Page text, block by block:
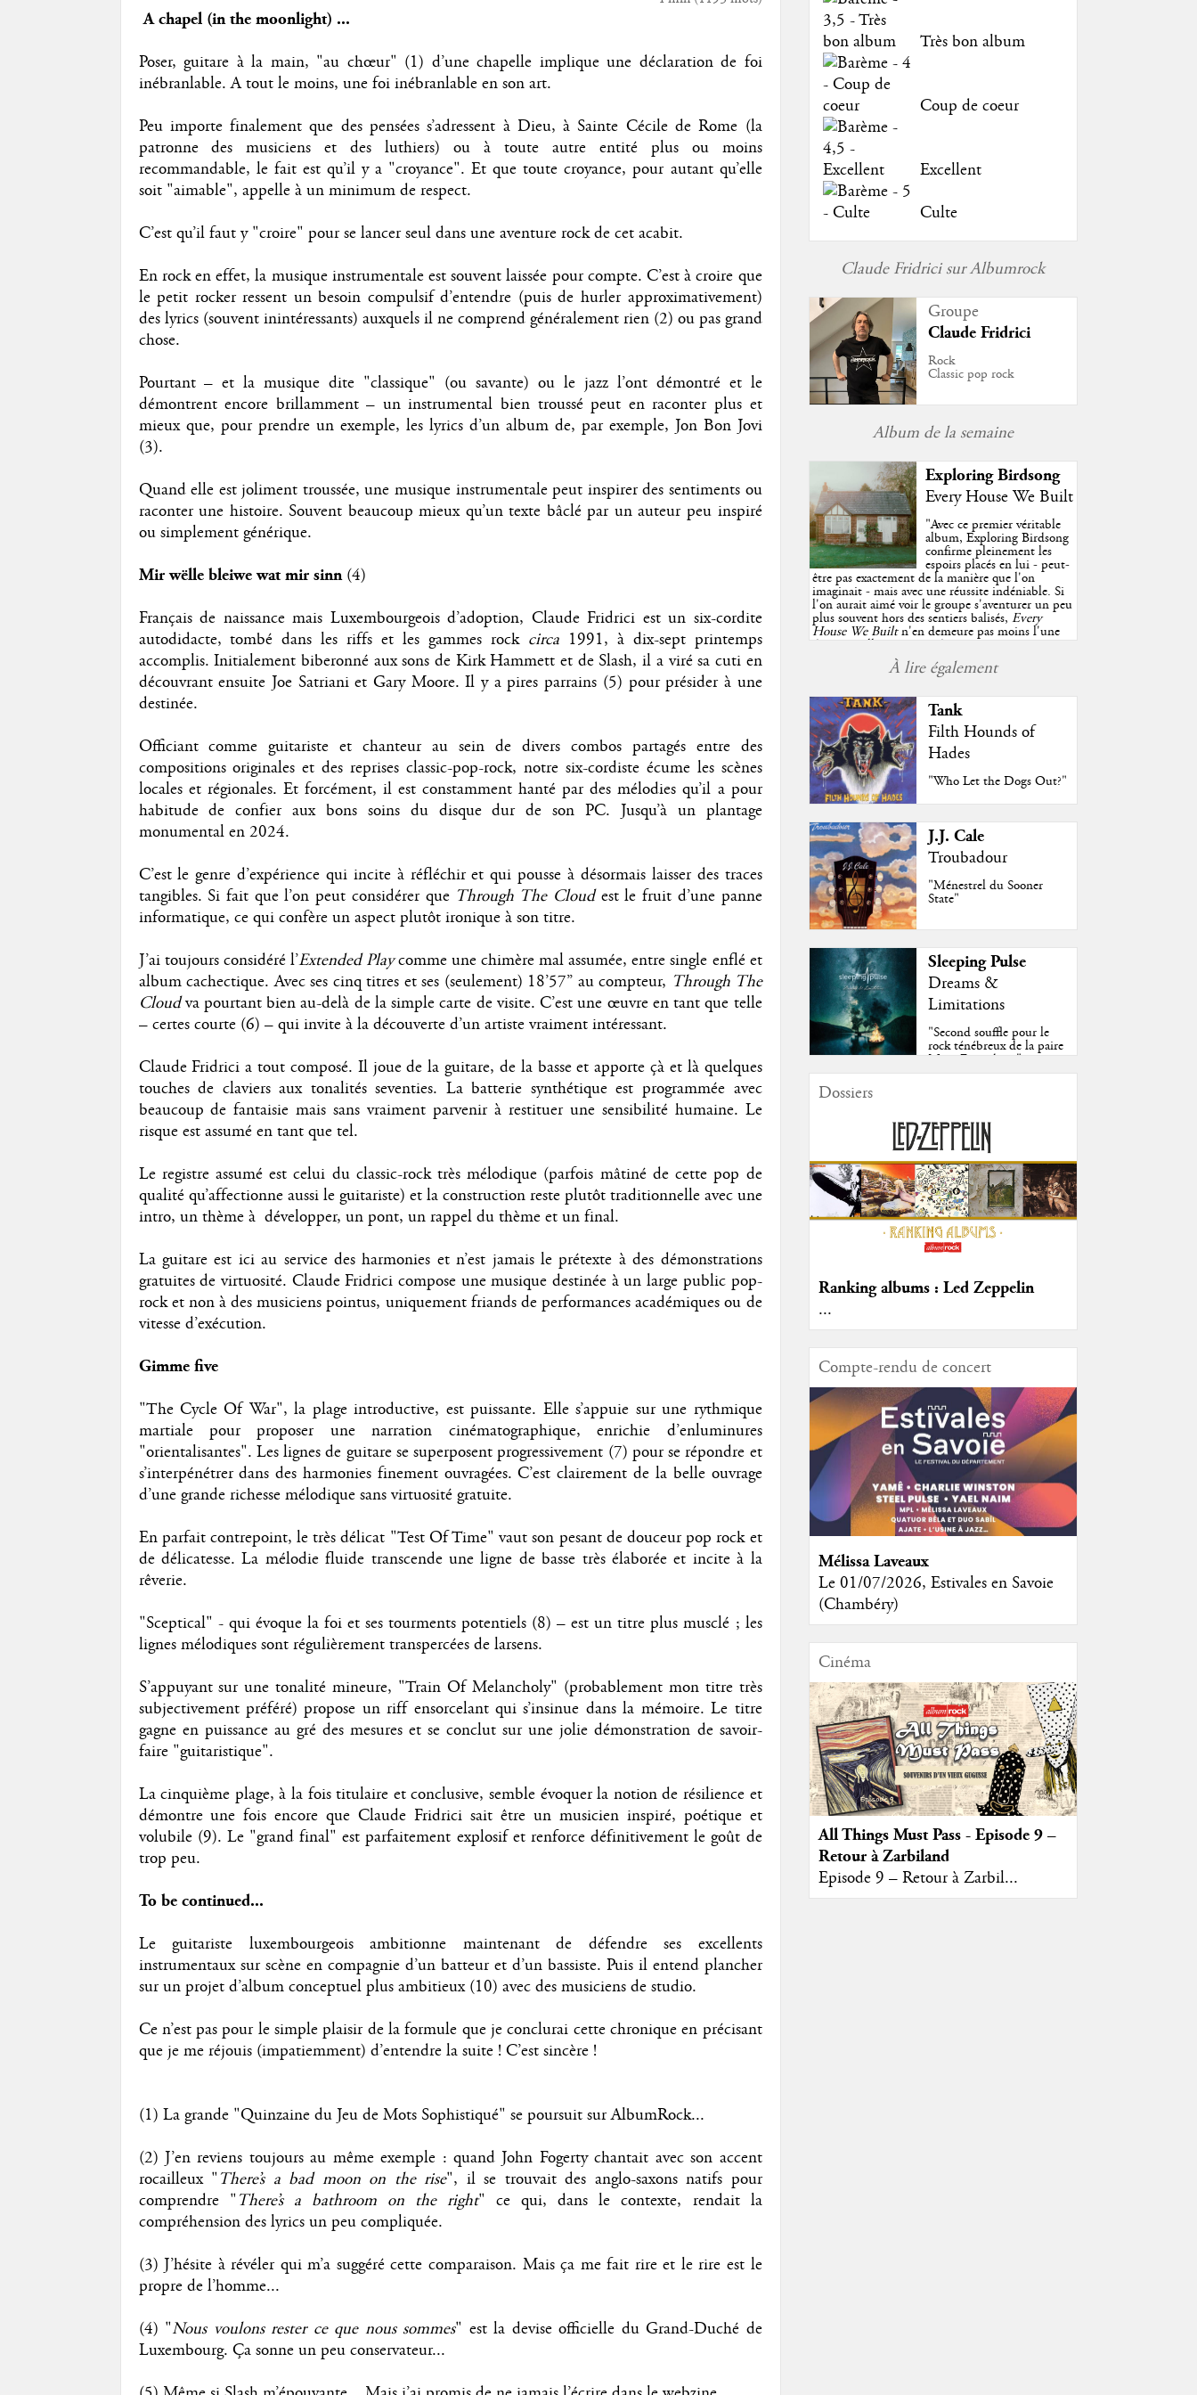
A chapel (in the moonlight) ...
Poser, guitare à la main, "au chœur" (1) d’une chapelle implique une déclaration de foi
inébranlable. A tout le moins, une foi inébranlable en son art.
Peu importe finalement que des pensées s’adressent à Dieu, à Sainte Cécile de Rome (la
patronne des musiciens et des luthiers) ou à toute autre entité plus ou moins
recommandable, le fait est qu’il y a "croyance". Et que toute croyance, pour autant qu’elle
soit "aimable", appelle à un minimum de respect.
C’est qu’il faut y "croire" pour se lancer seul dans une aventure rock de cet acabit.
En rock en effet, la musique instrumentale est souvent laissée pour compte. C’est à croire que
le petit rocker ressent un besoin compulsif d’entendre (puis de hurler approximativement)
des lyrics (souvent inintéressants) auxquels il ne comprend généralement rien (2) ou pas grand
chose.
Pourtant – et la musique dite "classique" (ou savante) ou le jazz l’ont démontré et le
démontrent encore brillamment – un instrumental bien troussé peut en raconter plus et
mieux que, pour prendre un exemple, les lyrics d’un album de, par exemple, Jon Bon Jovi
(3).
Quand elle est joliment troussée, une musique instrumentale peut inspirer des sentiments ou
raconter une histoire. Souvent beaucoup mieux qu’un texte bâclé par un auteur peu inspiré
ou simplement générique.
Mir wëlle bleiwe wat mir sinn(4)
Français de naissance mais Luxembourgeois d’adoption, Claude Fridrici est un six-cordite
autodidacte, tombé dans les riffs et les gammes rock circa1991, à dix-sept printemps
accomplis. Initialement biberonné aux sons de Kirk Hammett et de Slash, il a viré sa cuti en
découvrant ensuite Joe Satriani et Gary Moore. Il y a pires parrains (5) pour présider à une
destinée.
Officiant comme guitariste et chanteur au sein de divers combos partagés entre des
compositions originales et des reprises classic-pop-rock, notre six-cordiste écume les scènes
locales et régionales. Et forcément, il est constamment hanté par des mélodies qu’il a pour
habitude de confier aux bons soins du disque dur de son PC. Jusqu’à un plantage
monumental en 2024.
C’est le genre d’expérience qui incite à réfléchir et qui pousse à désormais laisser des traces
tangibles. Si fait que l’on peut considérer que Through The Cloudest le fruit d’une panne
informatique, ce qui confère un aspect plutôt ironique à son titre.
J’ai toujours considéré l’Extended Playcomme une chimère mal assumée, entre single enflé et
album cachectique. Avec ses cinq titres et ses (seulement) 18’57’’ au compteur, Through The
Cloudva pourtant bien au-delà de la simple carte de visite. C’est une œuvre en tant que telle
– certes courte (6) – qui invite à la découverte d’un artiste vraiment intéressant.
Claude Fridrici a tout composé. Il joue de la guitare, de la basse et apporte çà et là quelques
touches de claviers aux tonalités seventies. La batterie synthétique est programmée avec
beaucoup de fantaisie mais sans vraiment parvenir à restituer une sensibilité humaine. Le
risque est assumé en tant que tel.
Le registre assumé est celui du classic-rock très mélodique (parfois mâtiné de cette pop de
qualité qu’affectionne aussi le guitariste) et la construction reste plutôt traditionnelle avec une
intro, un thème à développer, un pont, un rappel du thème et un final.
La guitare est ici au service des harmonies et n’est jamais le prétexte à des démonstrations
gratuites de virtuosité. Claude Fridrici compose une musique destinée à un large public pop-
rock et non à des musiciens pointus, uniquement friands de performances académiques ou de
vitesse d’exécution.
Gimme five
"The Cycle Of War", la plage introductive, est puissante. Elle s’appuie sur une rythmique
martiale pour proposer une narration cinématographique, enrichie d’enluminures
"orientalisantes". Les lignes de guitare se superposent progressivement (7) pour se répondre et
s’interpénétrer dans des harmonies finement ouvragées. C’est clairement de la belle ouvrage
d’une grande richesse mélodique sans virtuosité gratuite.
En parfait contrepoint, le très délicat "Test Of Time" vaut son pesant de douceur pop rock et
de délicatesse. La mélodie fluide transcende une ligne de basse très élaborée et incite à la
rêverie.
"Sceptical" - qui évoque la foi et ses tourments potentiels (8) – est un titre plus musclé ; les
lignes mélodiques sont régulièrement transpercées de larsens.
S’appuyant sur une tonalité mineure, "Train Of Melancholy" (probablement mon titre très
subjectivement préféré) propose un riff ensorcelant qui s’insinue dans la mémoire. Le titre
gagne en puissance au gré des mesures et se conclut sur une jolie démonstration de savoir-
faire "guitaristique".
La cinquième plage, à la fois titulaire et conclusive, semble évoquer la notion de résilience et
démontre une fois encore que Claude Fridrici sait être un musicien inspiré, poétique et
volubile (9). Le "grand final" est parfaitement explosif et renforce définitivement le goût de
trop peu.
To be continued...
Le guitariste luxembourgeois ambitionne maintenant de défendre ses excellents
instrumentaux sur scène en compagnie d’un batteur et d’un bassiste. Puis il entend plancher
sur un projet d’album conceptuel plus ambitieux (10) avec des musiciens de studio.
Ce n’est pas pour le simple plaisir de la formule que je conclurai cette chronique en précisant
que je me réjouis (impatiemment) d’entendre la suite ! C’est sincère !
(1) La grande "Quinzaine du Jeu de Mots Sophistiqué" se poursuit sur AlbumRock...
(2) J’en reviens toujours au même exemple : quand John Fogerty chantait avec son accent
rocailleux "There’s a bad moon on the rise", il se trouvait des anglo-saxons natifs pour
comprendre "There’s a bathroom on the right" ce qui, dans le contexte, rendait la
compréhension des lyrics un peu compliquée.
(3) J’hésite à révéler qui m’a suggéré cette comparaison. Mais ça me fait rire et le rire est le
propre de l’homme...
(4) "Nous voulons rester ce que nous sommes" est la devise officielle du Grand-Duché de
Luxembourg. Ça sonne un peu conservateur...
Très bon album
Coup de coeur
Excellent
Culte
Claude Fridrici sur Albumrock
Groupe
Claude Fridrici
Rock
Classic pop rock
Album de la semaine
Exploring Birdsong
Every House We Built
"Avec ce premier véritable
album, Exploring Birdsong
confirme pleinement les
espoirs placés en lui - peut-
être pas exactement de la manière que l'on
imaginait - mais avec une réussite indéniable. Si
l'on aurait aimé voir le groupe s'aventurer un peu
plus souvent hors des sentiers balisés,Every
House We Builtn'en demeure pas moins l'une
des très belles surprises de cette année, porté par
plusieurs morceaux qui trouveront sans difficulté
une place de choix dans vos playlists estivales.
À lire également
Tank
Filth Hounds of
Hades
"Who Let the Dogs Out?"
J.J. Cale
Troubadour
"Ménestrel du Sooner
State"
Sleeping Pulse
Dreams &
Limitations
"Second souffle pour le
rock ténébreux de la paire
Moss-Fazendeiro"
Dossiers
Ranking albums : Led Zeppelin
...
Compte-rendu de concert
Mélissa Laveaux
Le 01/07/2026, Estivales en Savoie
(Chambéry)
Cinéma
All Things Must Pass - Episode 9 –
Retour à Zarbiland
Episode 9 – Retour à Zarbil...